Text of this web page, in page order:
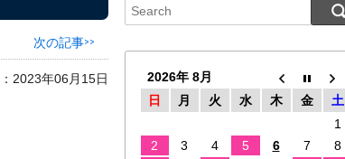
次の記事>>
2023年06月15日
2026年 8月
日
月 火 水 木 金
土
1
2
3 4 5 6 7
8